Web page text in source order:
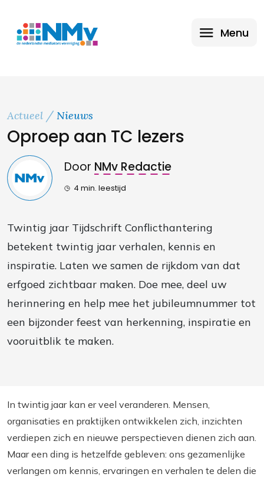
Menu
Actueel Nieuws
Oproep aan TC lezers
Door NMv Redactie
4 min. leestijd
Twintig jaar Tijdschrift Conflicthantering
betekent twintig jaar verhalen, kennis en
inspiratie. Laten we samen de rijkdom van dat
erfgoed zichtbaar maken. Doe mee, deel uw
herinnering en help mee het jubileumnummer tot
een bijzonder feest van herkenning, inspiratie en
vooruitblik te maken.
In twintig jaar kan er veel veranderen. Mensen,
organisaties en praktijken ontwikkelen zich, inzichten
verdiepen zich en nieuwe perspectieven dienen zich aan.
Maar een ding is hetzelfde gebleven: ons gezamenlijke
verlangen om kennis, ervaringen en verhalen te delen die